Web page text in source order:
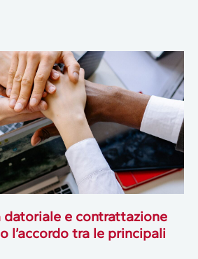
datoriale e contrattazione
l’accordo tra le principali